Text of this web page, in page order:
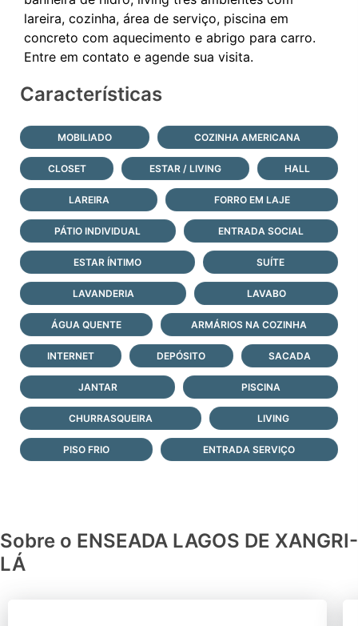
lareira, cozinha, área de serviço, piscina em
concreto com aquecimento e abrigo para carro.
Características
MOBILIADO COZINHA AMERICANA
CLOSET ESTAR / LIVING HALL
LAREIRA FORRO EM LAJE
PÁTIO INDIVIDUAL ENTRADA SOCIAL
ESTAR ÍNTIMO SUÍTE
LAVANDERIA LAVABO
ÁGUA QUENTE ARMÁRIOS NA COZINHA
INTERNET DEPÓSITO SACADA
JANTAR PISCINA
CHURRASQUEIRA LIVING
PISO FRIO ENTRADA SERVIÇO
Sobre o ENSEADA LAGOS DE XANGRI-
LÁ